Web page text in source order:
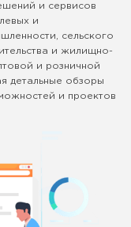
и сервисов
и
сельского
и жилищно-
и розничной
детальные обзоры
и проектов